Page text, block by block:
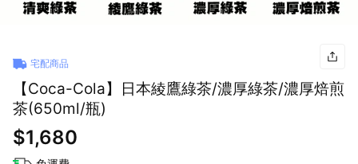
宅配商品
【Coca-Cola】日本綾鷹綠茶/濃厚綠茶/濃厚焙煎
茶(650ml/瓶)
$1,680